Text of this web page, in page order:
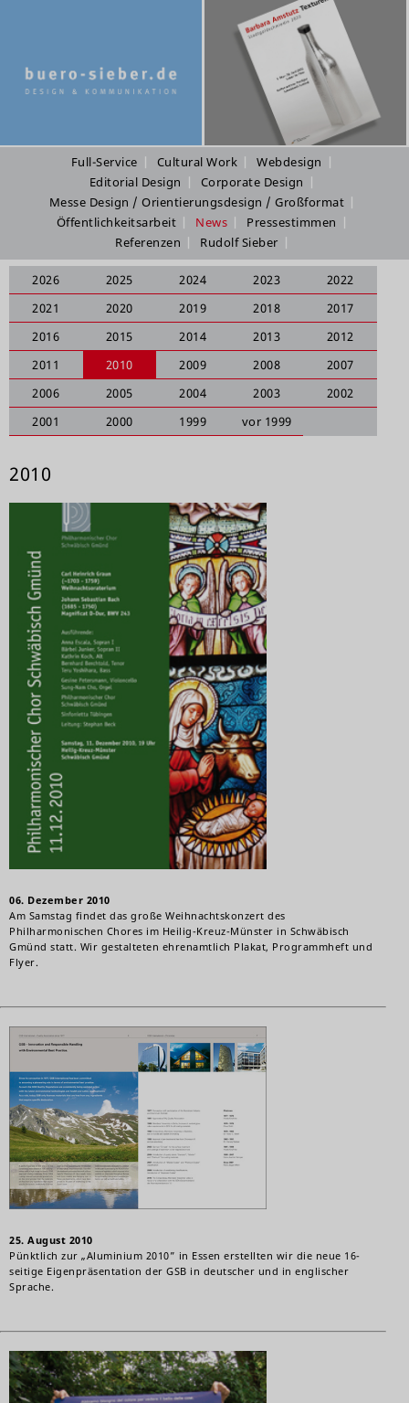
Full-Service Cultural Work
Webdesign
Editorial Design
Corporate Design
Messe Design / Orientierungsdesign / Großformat
Öffentlichkeitsarbeit
News
Pressestimmen
Referenzen
Rudolf Sieber
2026 2025 2024 2023
2022
2021
2020 2019 2018
2017
2016
2015 2014 2013
2012
2011
2010 2009 2008
2007
2006
2005 2004 2003
2002
2001
2000 1999 vor 1999
2010
06. Dezember 2010
Am Samstag findet das große Weihnachtskonzert des
Philharmonischen Chores im Heilig-Kreuz-Münster in Schwäbisch
Gmünd statt. Wir gestalteten ehrenamtlich Plakat, Programmheft und
Flyer.
25. August 2010
Pünktlich zur „Aluminium 2010” in Essen erstellten wir die neue 16-
seitige Eigenpräsentation der GSB in deutscher und in englischer
Sprache.